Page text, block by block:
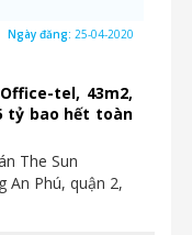
tel, 43m2,
tỷ bao hết toàn
The Sun
An Phú, quận 2,
Ngày đăng: 25-04-2020